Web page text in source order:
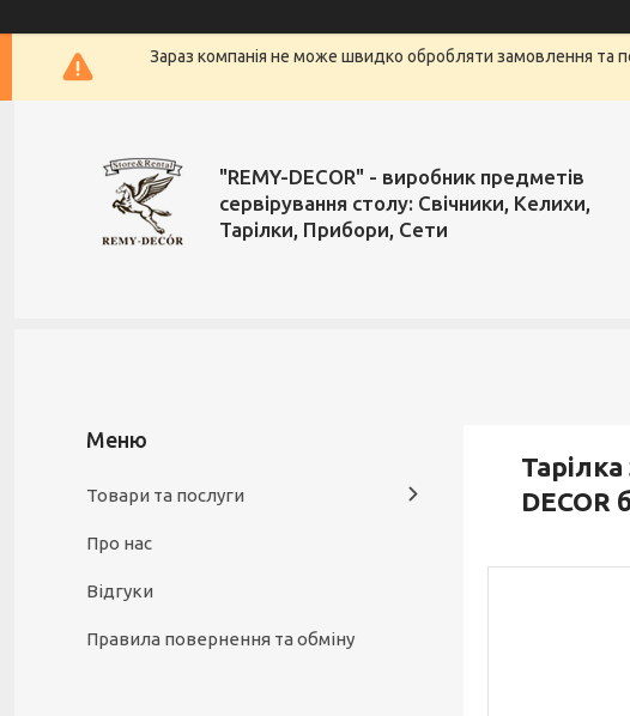
Зараз компанія не може швидко обробляти замовлення та
"REMY-DECOR" - виробник предметів
сервірування столу: Свічники, Келихи,
Тарілки, Прибори, Сети
Товари та послуги
Про нас
Відгуки
Правила повернення та обміну